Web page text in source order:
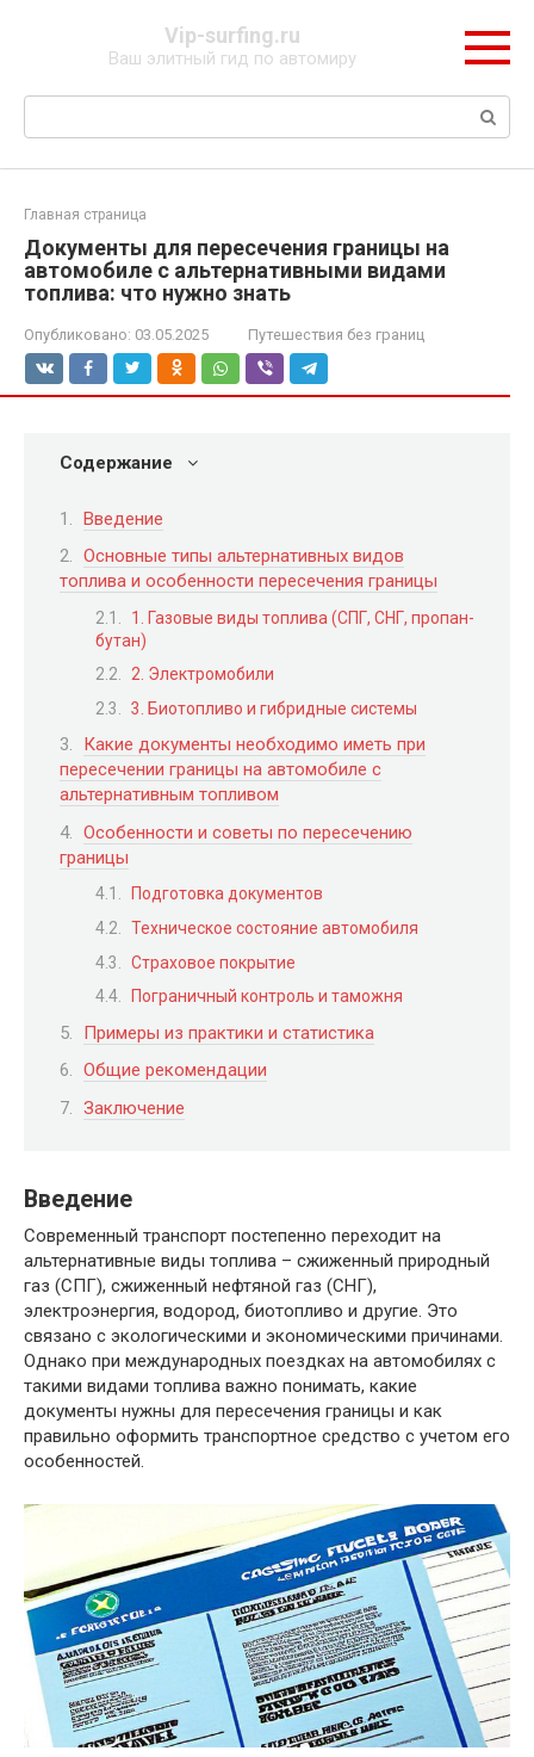
Vip-surfing.ru
Ваш элитный гид по автомиру
Поиск:
Главная страница
Документы для пересечения границы на
автомобиле с альтернативными видами
топлива: что нужно знать
Опубликовано: 03.05.2025 Путешествия без границ
Содержание
Введение
Основные типы альтернативных видов
топлива и особенности пересечения границы
1. Газовые виды топлива (СПГ, СНГ, пропан-
бутан)
2. Электромобили
3. Биотопливо и гибридные системы
Какие документы необходимо иметь при
пересечении границы на автомобиле с
альтернативным топливом
Особенности и советы по пересечению
границы
Подготовка документов
Техническое состояние автомобиля
Страховое покрытие
Пограничный контроль и таможня
Примеры из практики и статистика
Общие рекомендации
Заключение
Введение
Современный транспорт постепенно переходит на
альтернативные виды топлива – сжиженный природный
газ (СПГ), сжиженный нефтяной газ (СНГ),
электроэнергия, водород, биотопливо и другие. Это
связано с экологическими и экономическими причинами.
Однако при международных поездках на автомобилях с
такими видами топлива важно понимать, какие
документы нужны для пересечения границы и как
правильно оформить транспортное средство с учетом его
особенностей.